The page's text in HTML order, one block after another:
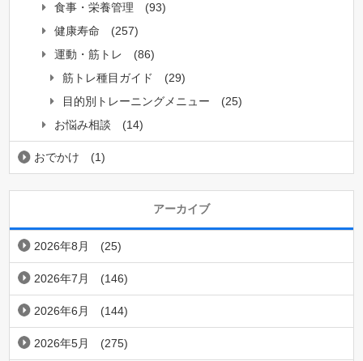
食事・栄養管理
(93)
健康寿命
(257)
運動・筋トレ
(86)
筋トレ種目ガイド
(29)
目的別トレーニングメニュー
(25)
お悩み相談
(14)
おでかけ (1)
アーカイブ
2026年8月 (25)
2026年7月 (146)
2026年6月 (144)
2026年5月 (275)